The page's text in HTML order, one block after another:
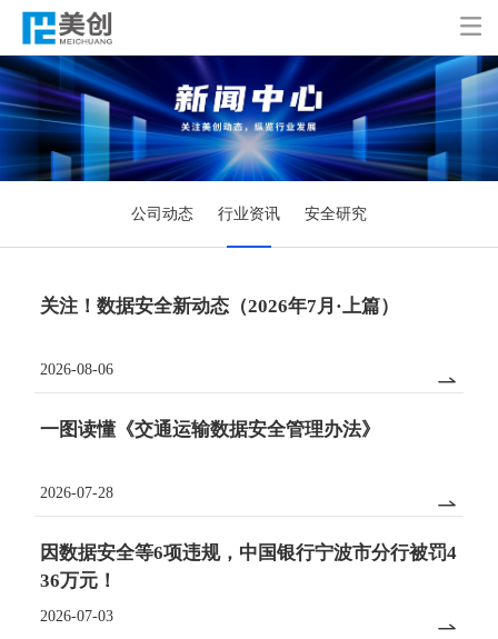

公司动态 行业资讯 安全研究
关注！数据安全新动态（2026年7月·上篇）
2026-08-06

一图读懂《交通运输数据安全管理办法》
2026-07-28

因数据安全等6项违规，中国银行宁波市分行被罚4
36万元！
2026-07-03
